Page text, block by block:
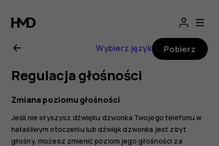
Nokia
G21
—
instrukcja
obsługi
Wybierz język Pobierz
Regulacja głośności
Zmiana poziomu głośności
Jeśli nie słyszysz dźwięku dzwonka Twojego telefonu w
hałaśliwym otoczeniu lub dźwięk dzwonka jest zbyt
głośny, możesz zmienić poziom jego głośności za